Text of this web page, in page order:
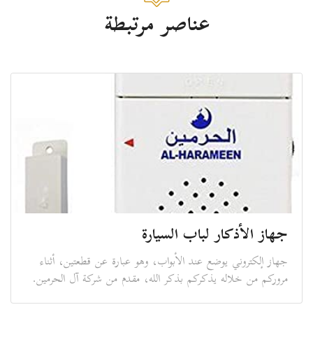
عناصر مرتبطة
جهاز الأذكار لباب السيارة
جهاز إلكتروني يوضع عند الأبواب، وهو عبارة عن قطعتين، أثناء
مروركم من خلاله يذكركم بذكر الله، مقدم من شركة آل الحرمين.